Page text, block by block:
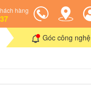
hàng
Góc công nghệ